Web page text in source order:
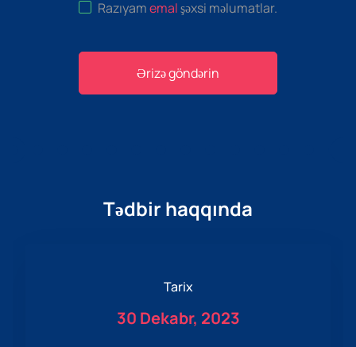
Razıyamemalşəxsi məlumatlar.
Ərizə göndərin
Tədbir haqqında
Tarix
30 Dekabr, 2023